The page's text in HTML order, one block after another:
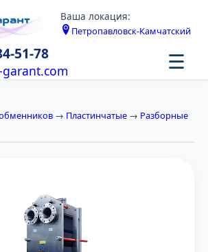
Ваша локация:
Петропавловск-Камчатский
51-78 ☰
→ Пластинчатые → Разборные